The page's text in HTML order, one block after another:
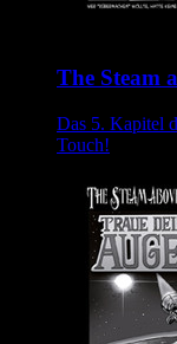
The Steam
Das 5. Kapitel
Touch!